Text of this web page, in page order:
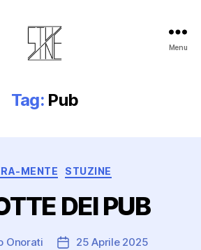
Menu
Tag: Pub
Categorie
MENTE STUZINE
DEI PUB
Onorati
Data25 Aprile 2025